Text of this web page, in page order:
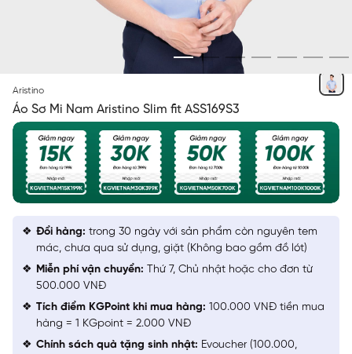
Aristino
Áo Sơ Mi Nam Aristino Slim fit ASS169S3
Đổi hàng: trong 30 ngày với sản phẩm còn nguyên tem
mác, chưa qua sử dụng, giặt (Không bao gồm đồ lót)
Miễn phí vận chuyển: Thứ 7, Chủ nhật hoặc cho đơn từ
500.000 VNĐ
Tích điểm KGPoint khi mua hàng: 100.000 VNĐ tiền mua
hàng = 1 KGpoint = 2.000 VNĐ
Chính sách quà tặng sinh nhật: Evoucher (100.000,